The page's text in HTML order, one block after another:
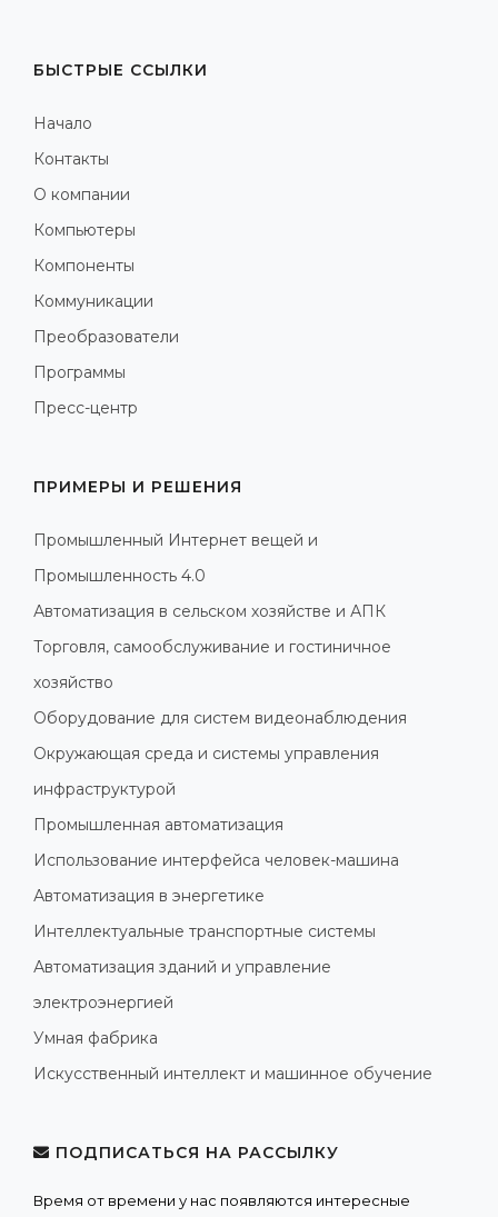
БЫСТРЫЕ ССЫЛКИ
Начало
Контакты
О компании
Компьютеры
Компоненты
Коммуникации
Преобразователи
Программы
Пресс-центр
ПРИМЕРЫ И РЕШЕНИЯ
Промышленный Интернет вещей и
Промышленность 4.0
Автоматизация в сельском хозяйстве и АПК
Торговля, самообслуживание и гостиничное
хозяйство
Оборудование для систем видеонаблюдения
Окружающая среда и системы управления
инфраструктурой
Промышленная автоматизация
Использование интерфейса человек-машина
Автоматизация в энергетике
Интеллектуальные транспортные системы
Автоматизация зданий и управление
электроэнергией
Умная фабрика
Искусственный интеллект и машинное обучение
ПОДПИСАТЬСЯ НА РАССЫЛКУ
Время от времени у нас появляются интересные